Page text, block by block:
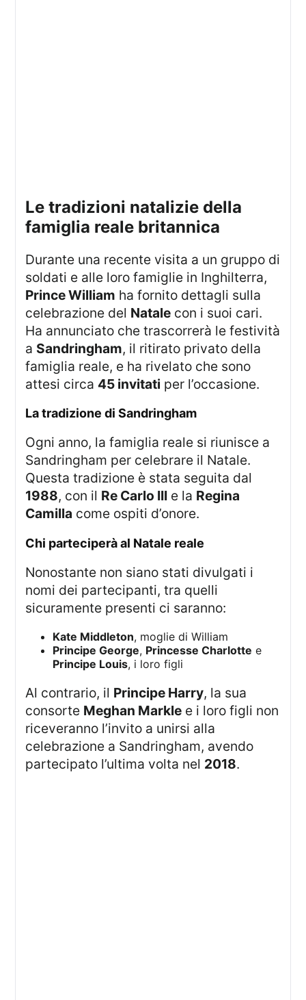
Le tradizioni natalizie della
famiglia reale britannica
Durante una recente visita a un gruppo di
soldati e alle loro famiglie in Inghilterra,
Prince William ha fornito dettagli sulla
celebrazione del Natale con i suoi cari.
Ha annunciato che trascorrerà le festività
a Sandringham, il ritirato privato della
famiglia reale, e ha rivelato che sono
attesi circa 45 invitati per l’occasione.
La tradizione di Sandringham
Ogni anno, la famiglia reale si riunisce a
Sandringham per celebrare il Natale.
Questa tradizione è stata seguita dal
1988, con il Re Carlo III e la Regina
Camilla come ospiti d’onore.
Chi parteciperà al Natale reale
Nonostante non siano stati divulgati i
nomi dei partecipanti, tra quelli
sicuramente presenti ci saranno:
Kate Middleton, moglie di William
Principe George, Princesse Charlotte e
Principe Louis, i loro figli
Al contrario, il Principe Harry, la sua
consorte Meghan Markle e i loro figli non
riceveranno l’invito a unirsi alla
celebrazione a Sandringham, avendo
partecipato l’ultima volta nel 2018.